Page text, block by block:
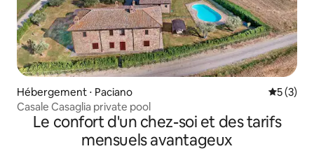
Hébergement ⋅ Paciano
5 (3)
Casale Casaglia private pool
Le confort d'un chez-soi et des tarifs
mensuels avantageux